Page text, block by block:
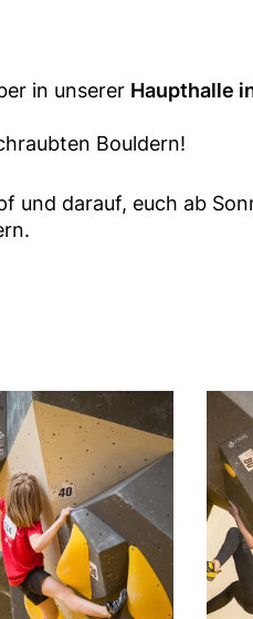
in unserer Haupthalle
Bouldern!
und darauf, euch ab